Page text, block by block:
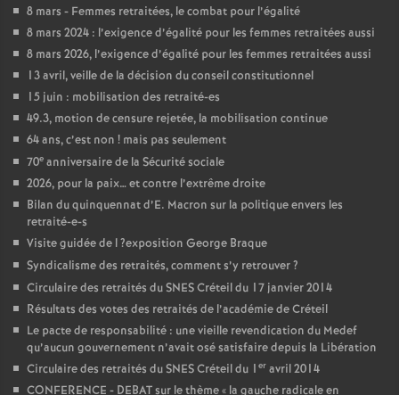
8 mars - Femmes retraitées, le combat pour l’égalité
8 mars 2024 : l’exigence d’égalité pour les femmes retraitées aussi
8 mars 2026, l’exigence d’égalité pour les femmes retraitées aussi
13 avril, veille de la décision du conseil constitutionnel
15 juin : mobilisation des retraité-es
49.3, motion de censure rejetée, la mobilisation continue
64 ans, c’est non ! mais pas seulement
70e anniversaire de la Sécurité sociale
2026, pour la paix… et contre l’extrême droite
Bilan du quinquennat d’E. Macron sur la politique envers les
retraité-e-s
Visite guidée de l?exposition George Braque
Syndicalisme des retraités, comment s’y retrouver?
Circulaire des retraités duSNESCréteil du 17 janvier 2014
Résultats des votes des retraités de l’académie de Créteil
Le pacte de responsabilité : une vieille revendication du Medef
qu’aucun gouvernement n’avait osé satisfaire depuis la Libération
Circulaire des retraités duSNESCréteil du 1 er avril 2014
CONFERENCE - DEBATsur le thème « la gauche radicale en